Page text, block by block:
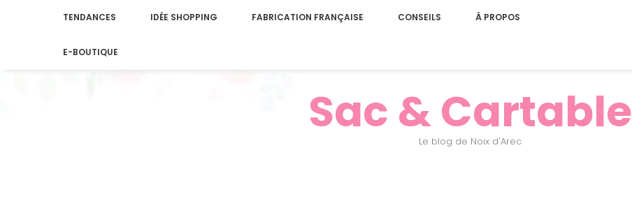
TENDANCES IDÉE SHOPPING FABRICATION FRANÇAISE CONSEILS À PROPOS
E-BOUTIQUE
Sac & Cartable
Le blog de Noix d'Arec